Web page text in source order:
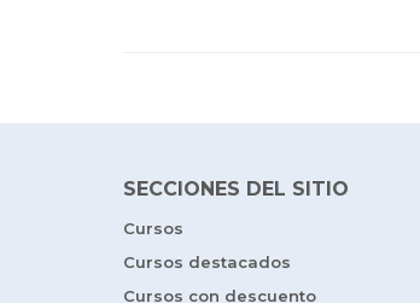
SECCIONES DEL SITIO
Cursos
Cursos destacados
Cursos con descuento